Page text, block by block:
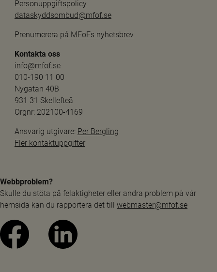
Personuppgiftspolicy
dataskyddsombud@mfof.se
Prenumerera på MFoFs nyhetsbrev
Kontakta oss
info@mfof.se
010-190 11 00
Nygatan 40B
931 31 Skellefteå
Orgnr: 202100-4169
Ansvarig utgivare: Per Bergling
Fler kontaktuppgifter
Webbproblem?
Skulle du stöta på felaktigheter eller andra problem på vår
hemsida kan du rapportera det till webmaster@mfof.se